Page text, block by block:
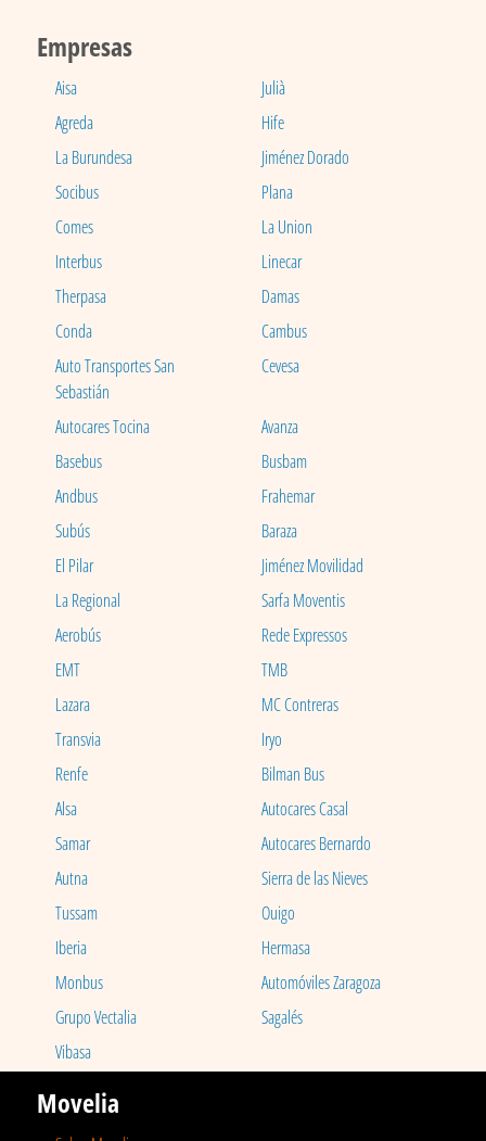
Empresas
Aisa
Julià
Agreda
Hife
La Burundesa
Jiménez Dorado
Socibus
Plana
Comes
La Union
Interbus
Linecar
Therpasa
Damas
Conda
Cambus
Auto Transportes San
Sebastián
Cevesa
Autocares Tocina
Avanza
Basebus
Busbam
Andbus
Frahemar
Subús
Baraza
El Pilar
Jiménez Movilidad
La Regional
Sarfa Moventis
Aerobús
Rede Expressos
EMT
TMB
Lazara
MC Contreras
Transvia
Iryo
Renfe
Bilman Bus
Alsa
Autocares Casal
Samar
Autocares Bernardo
Autna
Sierra de las Nieves
Tussam
Ouigo
Iberia
Hermasa
Monbus
Automóviles Zaragoza
Grupo Vectalia
Sagalés
Vibasa
Movelia